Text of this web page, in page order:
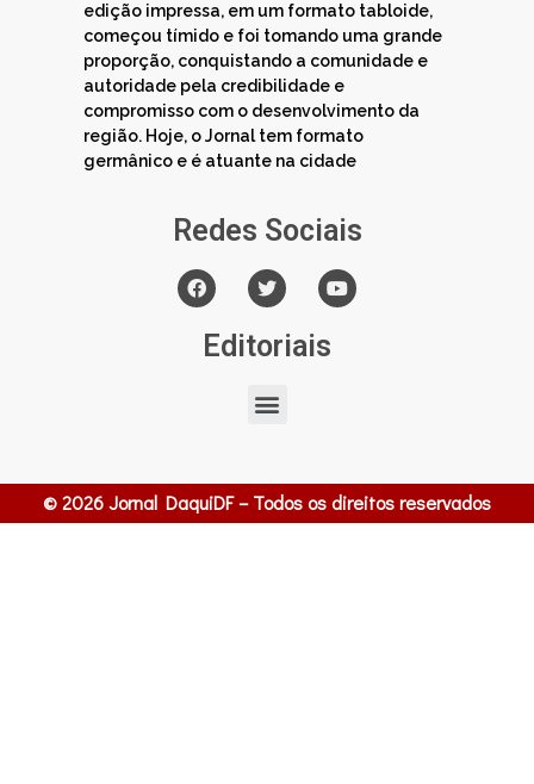
edição impressa, em um formato tabloide,
começou tímido e foi tomando uma grande
proporção, conquistando a comunidade e
autoridade pela credibilidade e
compromisso com o desenvolvimento da
região. Hoje, o Jornal tem formato
germânico e é atuante na cidade
Redes Sociais
Editoriais
© 2026 Jornal DaquiDF – Todos os direitos reservados